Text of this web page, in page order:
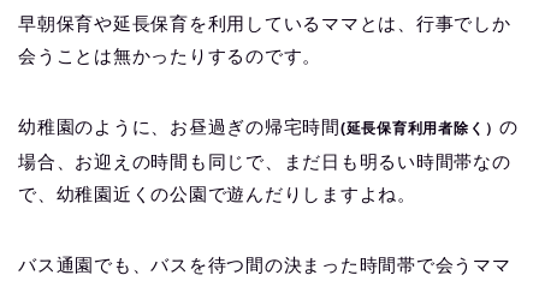
早朝保育や延長保育を利用しているママとは、行事でしか
会うことは無かったりするのです。
幼稚園のように、お昼過ぎの帰宅時間(延長保育利用者除く）の
場合、お迎えの時間も同じで、まだ日も明るい時間帯なの
で、幼稚園近くの公園で遊んだりしますよね。
バス通園でも、バスを待つ間の決まった時間帯で会うママ